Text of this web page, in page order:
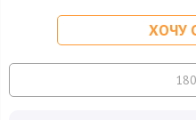
ХОЧУ